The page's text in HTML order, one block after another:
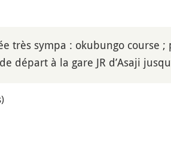
très sympa : okubungo course ;
départ à la gare JR d’Asaji